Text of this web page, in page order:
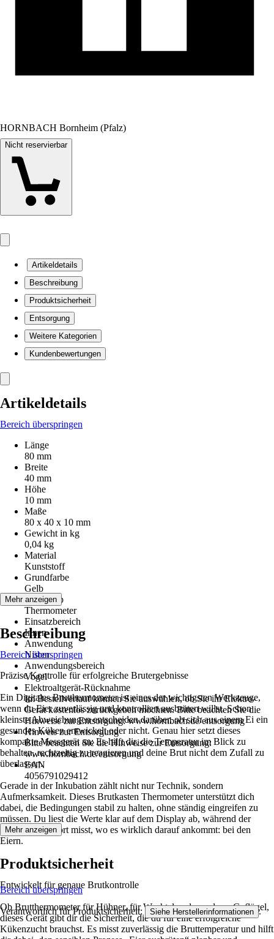
HORNBACH Bornheim (Pfalz)
Nicht reservierbar
Artikeldetails
Beschreibung
Produktsicherheit
Entsorgung
Weitere Kategorien
Kundenbewertungen
Artikeldetails
Bereich überspringen
Länge
80 mm
Breite
40 mm
Höhe
10 mm
Maße
80 x 40 x 10 mm
Gewicht in kg
0,04 kg
Material
Kunststoff
Grundfarbe
Gelb
Artikeltyp
Thermometer
Einsatzbereich
Innen
Anwendung
Nisten
Anwendungsbereich
Vogel
Elektroaltgerät-Rücknahme
Im Bestellverlauf können Sie auswählen, ob Sie ihr Elektro-
Gerät kostenlos zurückgeben möchten. Bitte beachten Sie die
Hinweise zur Entsorgung: www.hornbach.de/entsorgung
Hinweis zur Entsorgung
Bitte beachten Sie die Hinweise zur Entsorgung:
www.hornbach.de/entsorgung
EAN
4056791029412
Mehr anzeigen
Beschreibung
Bereich überspringen
Präzise Kontrolle für erfolgreiche Brutergebnisse
Ein Digitales Brutthermometer ist eines der wichtigsten Werkzeuge,
wenn du Eier zuverlässig und kontrolliert ausbrüten willst. Schon
kleinste Abweichungen entscheiden darüber, ob sich aus einem Ei ein
gesundes Küken entwickelt oder nicht. Genau hier setzt dieses
kompakte Messgerät an: Es hilft dir, die Temperatur im Blick zu
behalten, rechtzeitig zu reagieren und deine Brut nicht dem Zufall zu
überlassen.
Gerade in der Inkubation zählt nicht nur Technik, sondern
Aufmerksamkeit. Dieses Brutkasten Thermometer unterstützt dich
dabei, die Bedingungen stabil zu halten, ohne ständig eingreifen zu
müssen. Du liest die Werte klar auf dem Display ab, während der
Sensor direkt dort misst, wo es wirklich darauf ankommt: bei den
Eiern.
Entwickelt für genaue Brutkontrolle
Ob Brutthermometer für Hühner, für Wachteln oder anderes Geflügel,
dieses Gerät gibt dir die Sicherheit, die du für eine erfolgreiche
Kükenzucht brauchst. Es misst zuverlässig die Bruttemperatur und hilft
Mehr anzeigen
Produktsicherheit
Bereich überspringen
Verantwortlich für Produktsicherheit: Siehe Herstellerinformationen .